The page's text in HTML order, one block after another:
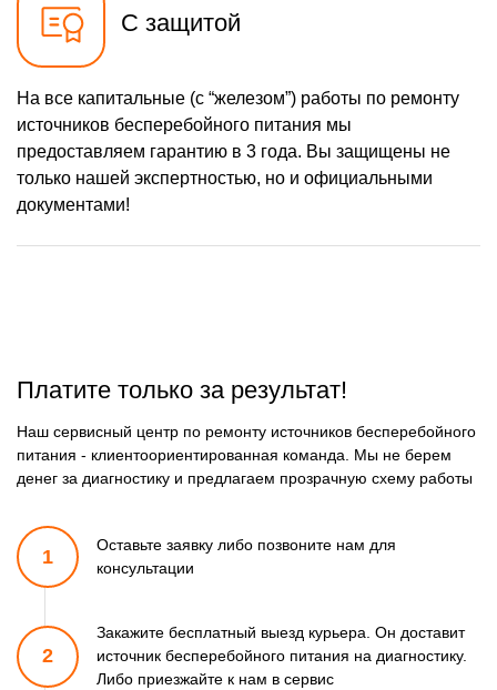
С защитой
На все капитальные (с “железом”) работы по ремонту
источников бесперебойного питания мы
предоставляем гарантию в 3 года. Вы защищены не
только нашей экспертностью, но и официальными
документами!
Платите только за результат!
Наш сервисный центр по ремонту источников бесперебойного
питания - клиентоориентированная команда. Мы не берем
денег за диагностику и предлагаем прозрачную схему работы
1
Оставьте заявку либо позвоните нам для
консультации
2
Закажите бесплатный выезд курьера. Он доставит
источник бесперебойного питания на диагностику.
Либо приезжайте к нам в сервис